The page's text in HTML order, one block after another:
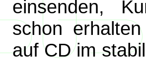
einsenden,
schon
auf CD im